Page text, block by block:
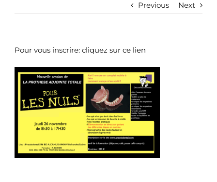
Previous Next
Pour vous inscrire: cliquez sur ce lien